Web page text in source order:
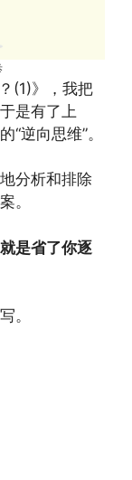
(1)》，我把
是有了上
逆向思维”。
分析和排除
。
是省了你逐
。